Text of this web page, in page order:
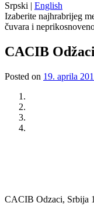
Srpski | English
Izaberite najhrabrijeg
čuvara i
CACIB
Posted on 19. aprila
CACIB Odzaci, Srbija